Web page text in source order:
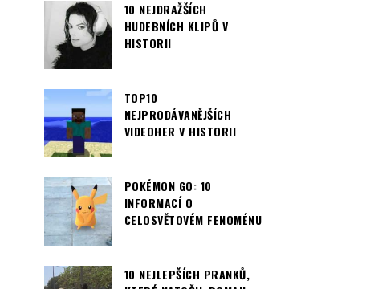
10 NEJDRAŽŠÍCH
HUDEBNÍCH KLIPŮ V
HISTORII
TOP10
NEJPRODÁVANĚJŠÍCH
VIDEOHER V HISTORII
POKÉMON GO: 10
INFORMACÍ O
CELOSVĚTOVÉM FENOMÉNU
10 NEJLEPŠÍCH PRANKŮ,